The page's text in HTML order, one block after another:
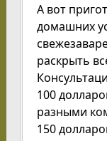
А вот
домашних
раскрыть
100
разными
150